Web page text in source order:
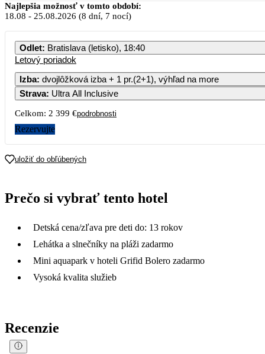
Najlepšia možnosť v tomto období:
18.08 - 25.08.2026 (8 dní, 7 nocí)
Odlet: Bratislava (letisko), 18:40
Letový poriadok
Izba: dvojlôžková izba + 1 pr.(2+1), výhľad na more
Strava: Ultra All Inclusive
Celkom: 2 399 €podrobnosti
Rezervujte
uložiť do obľúbených
Prečo si vybrať tento hotel
Detská cena/zľava pre deti do: 13 rokov
Lehátka a slnečníky na pláži zadarmo
Mini aquapark v hoteli Grifid Bolero zadarmo
Vysoká kvalita služieb
Recenzie